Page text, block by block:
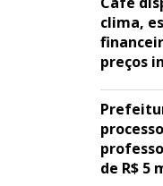
clima,
preços
de R$ 5